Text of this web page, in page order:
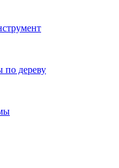
по дереву